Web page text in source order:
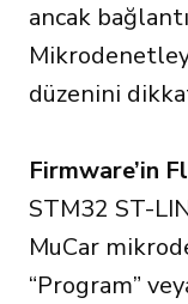
ancak
düzenini
Firmware’in
STM32 ST-
MuCar
“Program”